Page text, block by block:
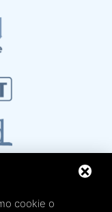
cookie o